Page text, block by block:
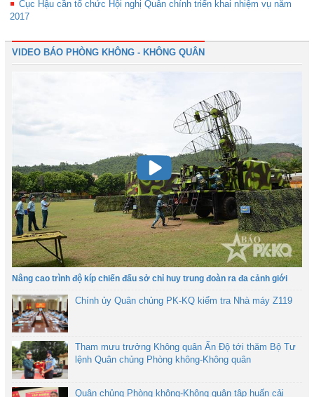
Cục Hậu cần tổ chức Hội nghị Quân chính triển khai nhiệm vụ năm
2017
VIDEO BÁO PHÒNG KHÔNG - KHÔNG QUÂN
Nâng cao trình độ kíp chiến đấu sở chỉ huy trung đoàn ra đa cảnh giới
Chính ủy Quân chủng PK-KQ kiểm tra Nhà máy Z119
Tham mưu trưởng Không quân Ấn Độ tới thăm Bộ Tư
lệnh Quân chủng Phòng không-Không quân
Quân chủng Phòng không-Không quân tập huấn cải